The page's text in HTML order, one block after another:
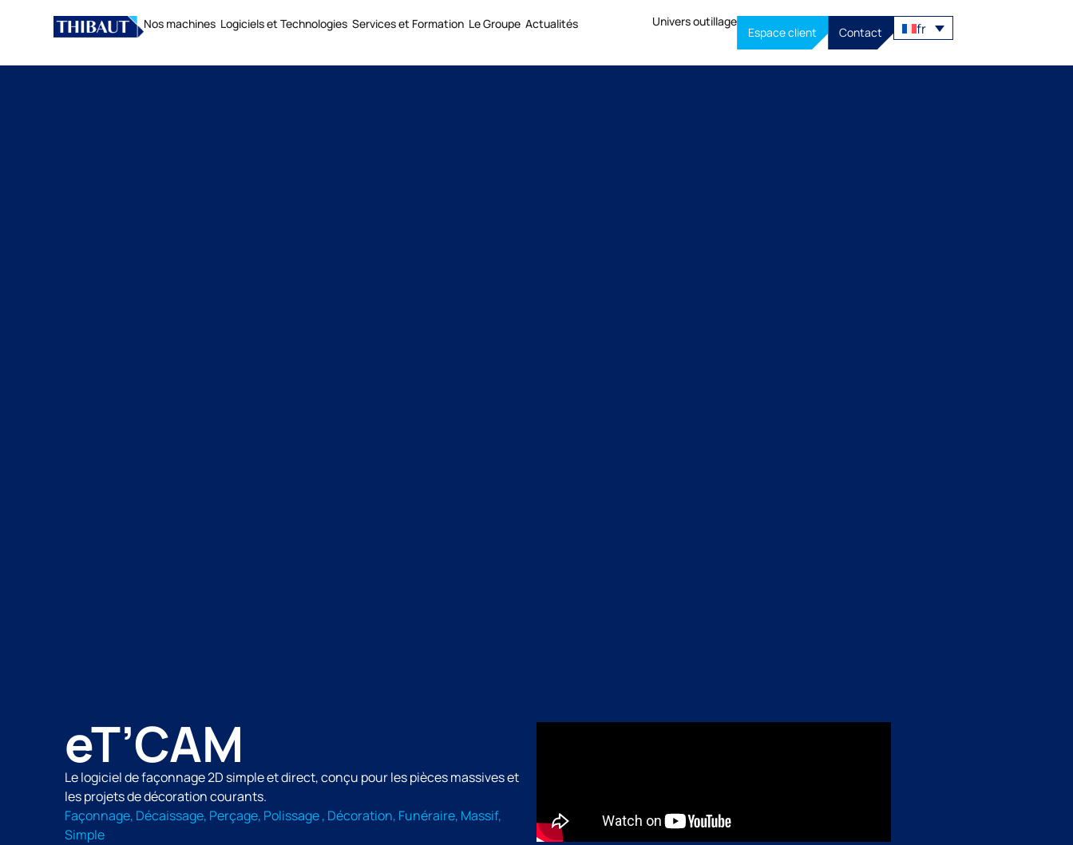
Nos machines Logiciels et Technologies Services et Formation Le Groupe Actualités Univers outillage
Espace client Contact fr
eT’CAM
Le logiciel de façonnage 2D simple et direct, conçu pour les pièces massives et
les projets de décoration courants.
Façonnage, Décaissage, Perçage, Polissage , Décoration, Funéraire, Massif,
Simple